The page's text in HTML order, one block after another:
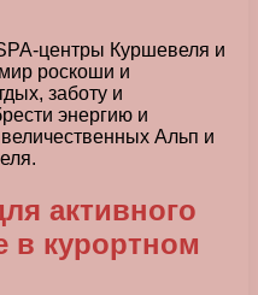
центры Куршевеля и
роскоши и
заботу и
энергию и
Альп и
активного
в курортном